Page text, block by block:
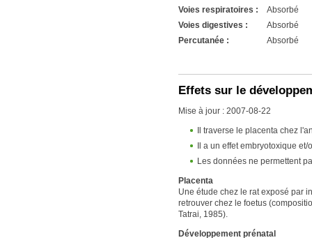
Voies respiratoires :
Absorbé
Voies digestives :
Absorbé
Percutanée :
Absorbé
Effets sur le
Mise à jour : 2007-08-22
Il traverse le placenta chez
Il a un effet embryotoxique
Les données ne permettent
Placenta
Une étude chez le rat exposé par
retrouver chez le foetus
Tatrai, 1985).
Développement prénatal